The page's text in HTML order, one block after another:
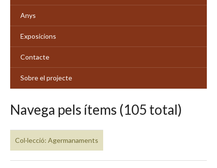
Anys
Exposicions
Contacte
Sobre el projecte
Navega pels ítems (105 total)
Col·lecció: Agermanaments